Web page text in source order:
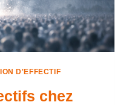
D'EFFECTIF
chez